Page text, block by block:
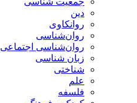
دین
روانکاوی
روان‌شناسی
روان‌شناسی اجتماعی
زبان شناسی
شناختی
علم
فلسفه